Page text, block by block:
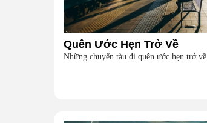
Quên Ước Hẹn Trở Về
Những chuyến tàu đi quên ước hẹn trở về